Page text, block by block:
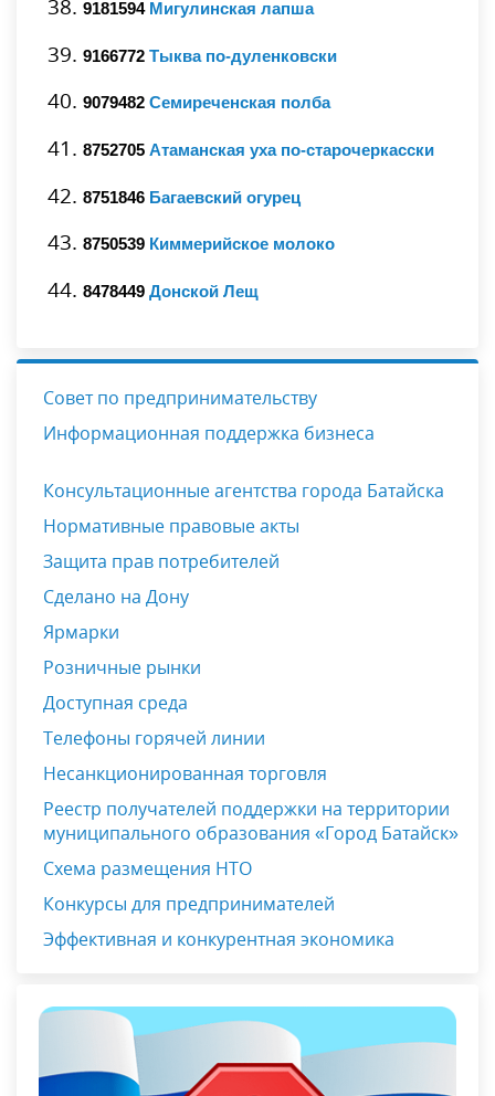
9181594 Мигулинская лапша
9166772 Тыква по-дуленковски
9079482 Семиреченская полба
8752705 Атаманская уха по-старочеркасски
8751846 Багаевский огурец
8750539 Киммерийское молоко
8478449 Донской Лещ
Совет по предпринимательству
Информационная поддержка бизнеса
Консультационные агентства города Батайска
Нормативные правовые акты
Защита прав потребителей
Сделано на Дону
Ярмарки
Розничные рынки
Доступная среда
Телефоны горячей линии
Несанкционированная торговля
Реестр получателей поддержки на территории
муниципального образования «Город Батайск»
Схема размещения НТО
Конкурсы для предпринимателей
Эффективная и конкурентная экономика